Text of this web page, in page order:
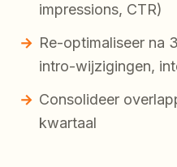
impressions, CTR)
Re-optimaliseer na
intro-wijzigingen,
Consolideer
kwartaal